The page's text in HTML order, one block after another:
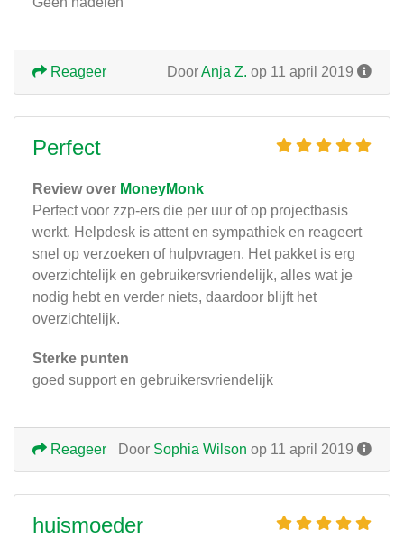
DoorAnja Z. op 11 april 2019
Reageer
Perfect
Review over MoneyMonk
Perfect voor zzp-ers die per uur of op projectbasis
werkt. Helpdesk is attent en sympathiek en reageert
snel op verzoeken of hulpvragen. Het pakket is erg
overzichtelijk en gebruikersvriendelijk, alles wat je
nodig hebt en verder niets, daardoor blijft het
overzichtelijk.
Sterke punten
goed support en gebruikersvriendelijk
Door Sophia Wilson op 11 april 2019
Reageer
huismoeder